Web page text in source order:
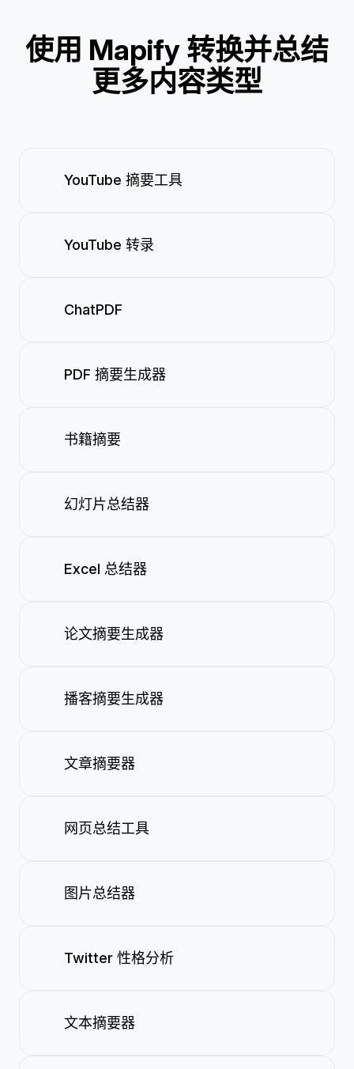
使用 Mapify 转换并总结
更多内容类型
YouTube 摘要工具
YouTube 转录
ChatPDF
PDF 摘要生成器
书籍摘要
幻灯片总结器
Excel 总结器
论文摘要生成器
播客摘要生成器
文章摘要器
网页总结工具
图片总结器
Twitter 性格分析
文本摘要器